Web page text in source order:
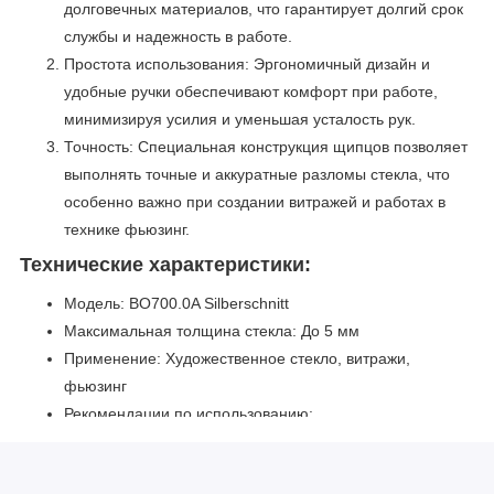
долговечных материалов, что гарантирует долгий срок
службы и надежность в работе.
Простота использования: Эргономичный дизайн и
удобные ручки обеспечивают комфорт при работе,
минимизируя усилия и уменьшая усталость рук.
Точность: Специальная конструкция щипцов позволяет
выполнять точные и аккуратные разломы стекла, что
особенно важно при создании витражей и работах в
технике фьюзинг.
Технические характеристики:
Модель: BO700.0A Silberschnitt
Максимальная толщина стекла: До 5 мм
Применение: Художественное стекло, витражи,
фьюзинг
Рекомендации по использованию: